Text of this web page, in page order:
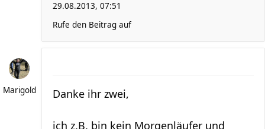
29.08.2013, 07:51
Rufe den Beitrag auf
Marigold Danke ihr zwei,
ich z.B. bin kein Morgenläufer und